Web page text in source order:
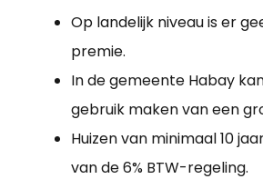
Op landelijk niveau is er
premie.
In de gemeente Habay
gebruik maken van een
Huizen van minimaal 10
van de 6% BTW-regeling.